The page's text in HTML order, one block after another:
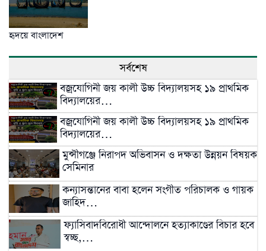
হৃদয়ে বাংলাদেশ
সর্বশেষ
বজ্রযোগিনী জয় কালী উচ্চ বিদ্যালয়সহ ১৯ প্রাথমিক
বিদ্যালয়ের…
বজ্রযোগিনী জয় কালী উচ্চ বিদ্যালয়সহ ১৯ প্রাথমিক
বিদ্যালয়ের…
মুন্সীগঞ্জে নিরাপদ অভিবাসন ও দক্ষতা উন্নয়ন বিষয়ক
সেমিনার
কন্যাসন্তানের বাবা হলেন সংগীত পরিচালক ও গায়ক
জাহিদ…
ফ্যাসিবাদবিরোধী আন্দোলনে হত্যাকাণ্ডের বিচার হবে
স্বচ্ছ,…